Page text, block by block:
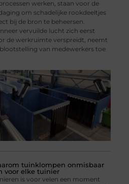
werken, staan voor de
om schadelijke rookdeeltjes
bij de bron te beheersen.
vervuilde lucht zich eerst
de werkruimte verspreidt, neemt
van medewerkers toe
tuinklompen onmisbaar
voor elke tuinier
is voor velen een moment